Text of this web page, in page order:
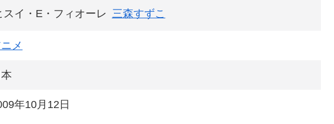
スイ・E・フィオーレ 三森すずこ
メ
年10月12日